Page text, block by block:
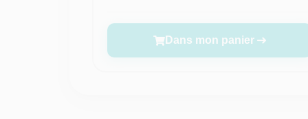
Dans mon panier